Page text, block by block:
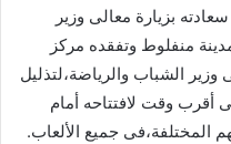
بزيارة معالى وزير
منفلوط وتفقده مركز
الشباب والرياضة،لتذليل
أقرب وقت لافتتاحه أمام
المختلفة،فى جميع الألعاب.